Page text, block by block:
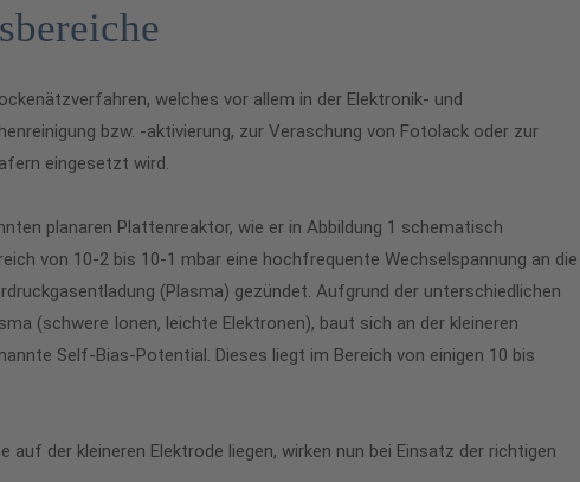
welches vor allem in der Elektronik- und
bzw. -aktivierung, zur Veraschung von Fotolack oder zur
eingesetzt wird.
planaren Plattenreaktor, wie er in Abbildung 1 schematisch
von 10-2 bis 10-1 mbar eine hochfrequente Wechselspannung an die
(Plasma) gezündet. Aufgrund der unterschiedlichen
(schwere Ionen, leichte Elektronen), baut sich an der kleineren
Self-Bias-Potential. Dieses liegt im Bereich von einigen 10 bis
der kleineren Elektrode liegen, wirken nun bei Einsatz der richtigen